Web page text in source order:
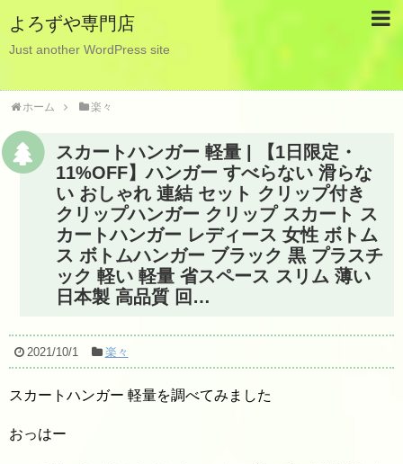
よろずや専門店
Just another WordPress site
ホーム 楽々
スカートハンガー 軽量 | 【1日限定・
11%OFF】ハンガー すべらない 滑らな
い おしゃれ 連結 セット クリップ付き
クリップハンガー クリップ スカート ス
カートハンガー レディース 女性 ボトム
ス ボトムハンガー ブラック 黒 プラスチ
ック 軽い 軽量 省スペース スリム 薄い
日本製 高品質 回…
2021/10/1 楽々
スカートハンガー 軽量を調べてみました
おっはー